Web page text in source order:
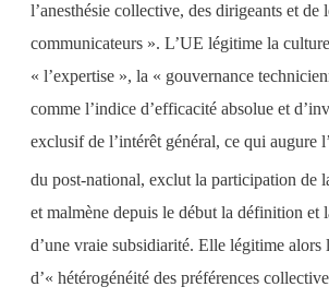
l’anesthésie collective, des dirigeants et de
communicateurs ». L’UE légitime la
« l’expertise », la « gouvernance
comme l’indice d’efficacité absolue et
exclusif de l’intérêt général, ce qui augure
du post-national, exclut la participation de
et malmène depuis le début la définition et
d’une vraie subsidiarité. Elle légitime alors
d’« hétérogénéité des préférences